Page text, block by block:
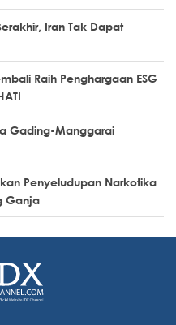
Iran Tak Dapat
Raih Penghargaan ESG
Gading-Manggarai
Penyeludupan Narkotika
Ganja